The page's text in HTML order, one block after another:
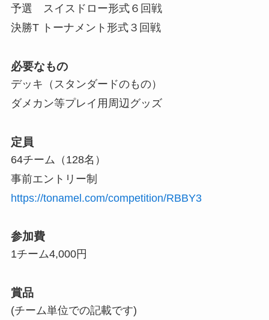
予選 スイスドロー形式６回戦
決勝T トーナメント形式３回戦
必要なもの
デッキ（スタンダードのもの）
ダメカン等プレイ用周辺グッズ
定員
64チーム（128名）
事前エントリー制
https://tonamel.com/competition/RBBY3
参加費
1チーム4,000円
賞品
(チーム単位での記載です)